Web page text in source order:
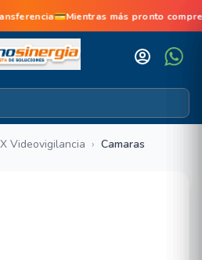
más pronto
Videovigilancia › Camaras